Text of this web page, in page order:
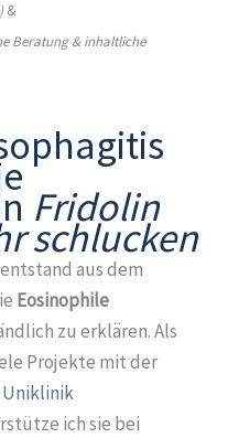
&
Beratung & inhaltliche
Fridolin
schlucken
aus dem
Eosinophile
zu erklären. Als
Projekte mit der
Uniklinik
ich sie bei